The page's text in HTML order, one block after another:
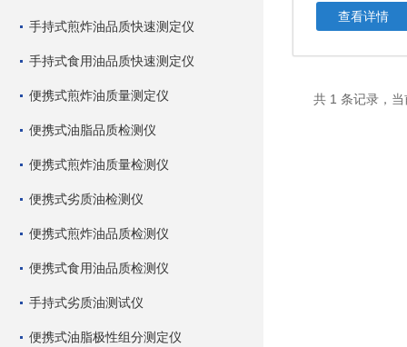
手持式煎炸油品质快速测定仪
手持式食用油品质快速测定仪
便携式煎炸油质量测定仪
便携式油脂品质检测仪
便携式煎炸油质量检测仪
便携式劣质油检测仪
便携式煎炸油品质检测仪
便携式食用油品质检测仪
手持式劣质油测试仪
便携式油脂极性组分测定仪
查看详情
共 1 条记录，